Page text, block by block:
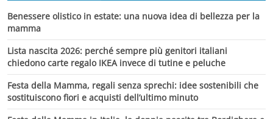
Benessere olistico in estate: una nuova idea di bellezza per la
mamma
Lista nascita 2026: perché sempre più genitori italiani
chiedono carte regalo IKEA invece di tutine e peluche
Festa della Mamma, regali senza sprechi: idee sostenibili che
sostituiscono fiori e acquisti dell’ultimo minuto